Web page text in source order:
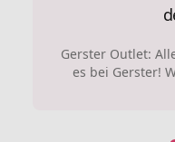
Gerster Outlet:
es bei Gerster!